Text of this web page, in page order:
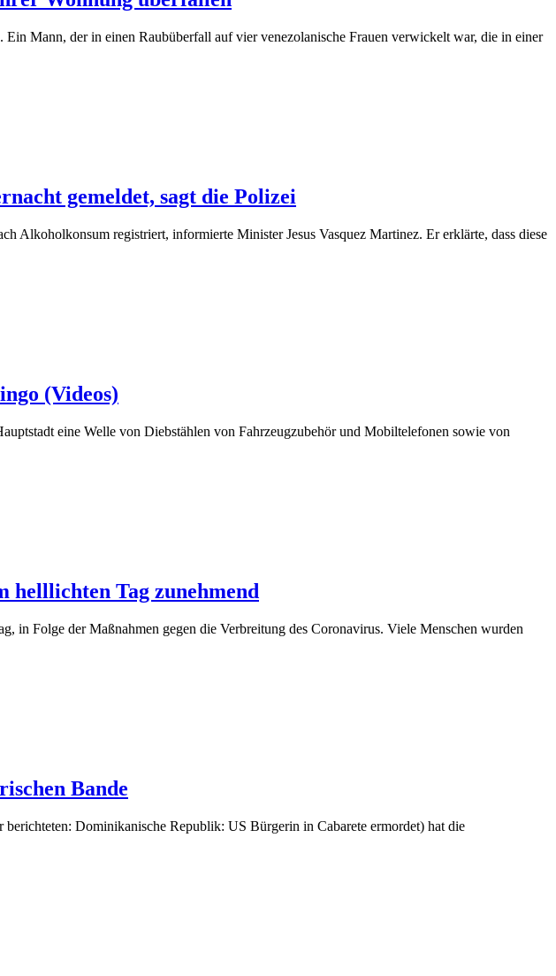
Mann, der in einen Raubüberfall auf vier venezolanische Frauen verwickelt war, die in einer
gemeldet, sagt die Polizei
registriert, informierte Minister Jesus Vasquez Martinez. Er erklärte, dass diese
(Videos)
eine Welle von Diebstählen von Fahrzeugzubehör und Mobiltelefonen sowie von
helllichten Tag zunehmend
in Folge der Maßnahmen gegen die Verbreitung des Coronavirus. Viele Menschen wurden
Bande
Dominikanische Republik: US Bürgerin in Cabarete ermordet) hat die